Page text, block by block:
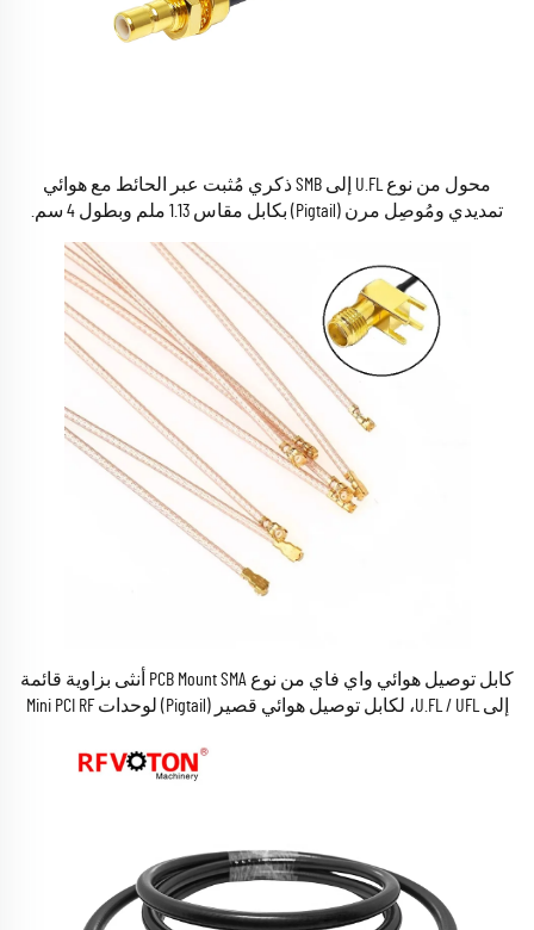
محول من نوع U.FL إلى SMB ذكري مُثبت عبر الحائط مع هوائي
تمديدي ومُوصِل مرن (Pigtail) بكابل مقاس 1.13 ملم وبطول 4 سم.
كابل توصيل هوائي واي فاي من نوع PCB Mount SMA أنثى بزاوية قائمة
إلى U.FL / UFL، لكابل توصيل هوائي قصير (Pigtail) لوحدات Mini PCI RF